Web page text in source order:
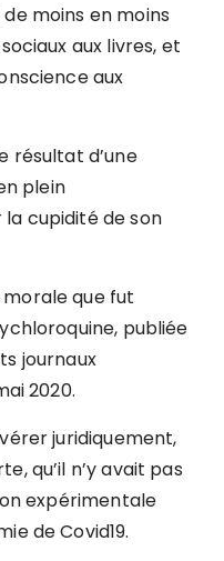
moins en moins
aux livres, et
aux
résultat d’une
plein
cupidité de son
que fut
publiée
journaux
2020.
juridiquement,
qu’il n’y avait pas
expérimentale
de Covid19.